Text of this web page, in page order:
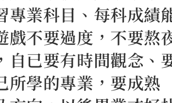
專業科目、每科成績
戲不要過度，不要熬
自已要有時間觀念、
所學的專業，要成熟